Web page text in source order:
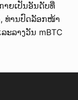
າຍເປັນອັນດັບທີ່
ທ່ານປົດລັອກໜ້າ
ະລາງວັນ mBTC